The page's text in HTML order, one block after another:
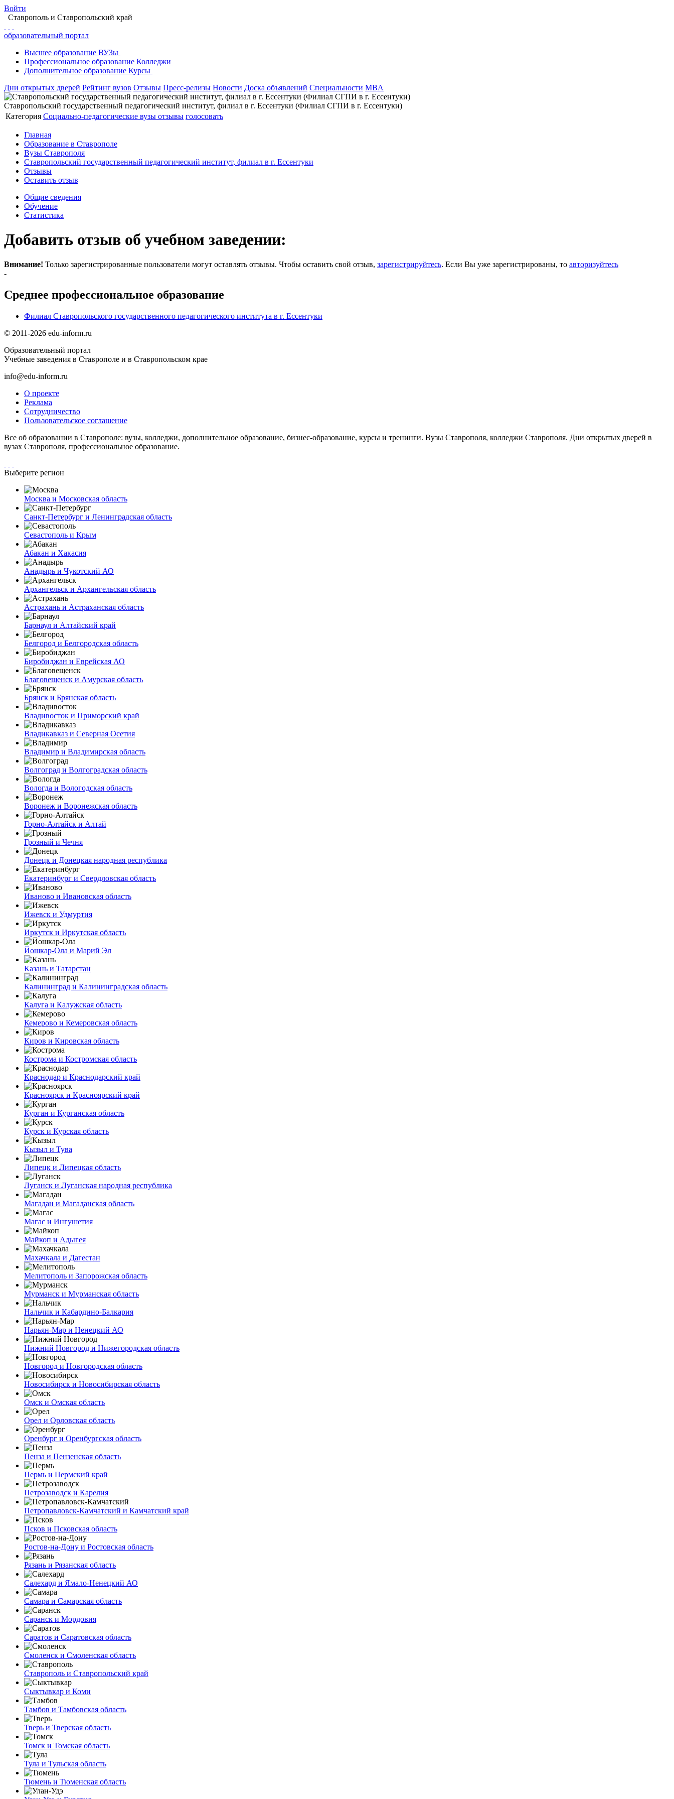
Войти
Ставрополь и Ставропольский край
образовательный портал
Высшее образование ВУЗы
Профессиональное образование Колледжи
Дополнительное образование Курсы
Дни открытых дверей Рейтинг вузов Отзывы Пресс-релизы Новости Доска объявлений Специальности MBA
Ставропольский государственный педагогический институт, филиал в г. Ессентуки (Филиал СГПИ в г. Ессентуки)
Категория Социально-педагогические вузы отзывы голосовать
Главная
Образование в Ставрополе
Вузы Ставрополя
Ставропольский государственный педагогический институт, филиал в г. Ессентуки
Отзывы
Оставить отзыв
Общие сведения
Обучение
Статистика
Добавить отзыв об учебном заведении:
Внимание! Только зарегистрированные пользователи могут оставлять отзывы. Чтобы оставить свой отзыв, зарегистрируйтесь. Если Вы уже зарегистрированы, то авторизуйтесь
-
Среднее профессиональное образование
Филиал Ставропольского государственного педагогического института в г. Ессентуки
© 2011-2026 edu-inform.ru
Образовательный портал
Учебные заведения в Ставрополе и в Ставропольском крае
info@edu-inform.ru
О проекте
Реклама
Сотрудничество
Пользовательское соглашение
Все об образовании в Ставрополе: вузы, колледжи, дополнительное образование, бизнес-образование, курсы и тренинги. Вузы Ставрополя, колледжи Ставрополя. Дни открытых дверей в
вузах Ставрополя, профессиональное образование.
Выберите регион
Москва и Московская область
Санкт-Петербург и Ленинградская область
Севастополь и Крым
Абакан и Хакасия
Анадырь и Чукотский АО
Архангельск и Архангельская область
Астрахань и Астраханская область
Барнаул и Алтайский край
Белгород и Белгородская область
Биробиджан и Еврейская АО
Благовещенск и Амурская область
Брянск и Брянская область
Владивосток и Приморский край
Владикавказ и Северная Осетия
Владимир и Владимирская область
Волгоград и Волгоградская область
Вологда и Вологодская область
Воронеж и Воронежская область
Горно-Алтайск и Алтай
Грозный и Чечня
Донецк и Донецкая народная республика
Екатеринбург и Свердловская область
Иваново и Ивановская область
Ижевск и Удмуртия
Иркутск и Иркутская область
Йошкар-Ола и Марий Эл
Казань и Татарстан
Калининград и Калининградская область
Калуга и Калужская область
Кемерово и Кемеровская область
Киров и Кировская область
Кострома и Костромская область
Краснодар и Краснодарский край
Красноярск и Красноярский край
Курган и Курганская область
Курск и Курская область
Кызыл и Тува
Липецк и Липецкая область
Луганск и Луганская народная республика
Магадан и Магаданская область
Магас и Ингушетия
Майкоп и Адыгея
Махачкала и Дагестан
Мелитополь и Запорожская область
Мурманск и Мурманская область
Нальчик и Кабардино-Балкария
Нарьян-Мар и Ненецкий АО
Нижний Новгород и Нижегородская область
Новгород и Новгородская область
Новосибирск и Новосибирская область
Омск и Омская область
Орел и Орловская область
Оренбург и Оренбургская область
Пенза и Пензенская область
Пермь и Пермский край
Петрозаводск и Карелия
Петропавловск-Камчатский и Камчатский край
Псков и Псковская область
Ростов-на-Дону и Ростовская область
Рязань и Рязанская область
Салехард и Ямало-Ненецкий АО
Самара и Самарская область
Саранск и Мордовия
Саратов и Саратовская область
Смоленск и Смоленская область
Ставрополь и Ставропольский край
Сыктывкар и Коми
Тамбов и Тамбовская область
Тверь и Тверская область
Томск и Томская область
Тула и Тульская область
Тюмень и Тюменская область